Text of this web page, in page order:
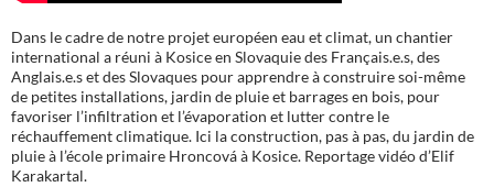
Dans le cadre de notre projet européen eau et climat, un chantier
international a réuni à Kosice en Slovaquie des Français.e.s, des
Anglais.e.s et des Slovaques pour apprendre à construire soi-même
de petites installations, jardin de pluie et barrages en bois, pour
favoriser l’infiltration et l’évaporation et lutter contre le
réchauffement climatique. Ici la construction, pas à pas, du jardin de
pluie à l’école primaire Hroncová à Kosice. Reportage vidéo d’Elif
Karakartal.